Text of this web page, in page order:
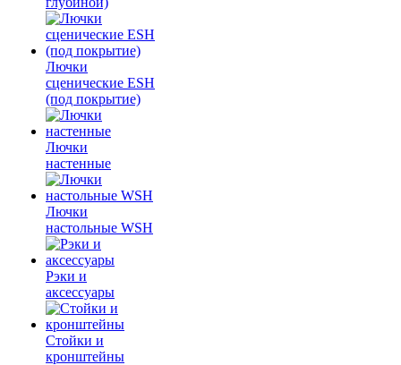
Лючки
сценические ESH
(под покрытие)
Лючки
настенные
Лючки
настольные WSH
Рэки и
аксессуары
Стойки и
кронштейны